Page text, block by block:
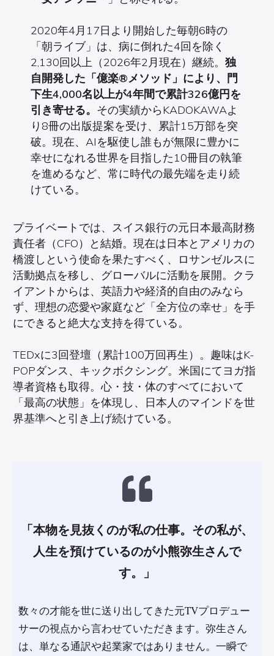
2020年4月17日より開始した毎朝6時の
「朝ライブ」は、病に倒れた4回を除く
2,130回以上（2026年2月現在）継続。 独
自開発した「億楽®メソッド」により、 門
下生4,000名以上が4年間で累計326億円を
引き寄せる。 その実績からKADOKAWAよ
り8冊の出版提案を受け、累計15万部を突
破。現在、AIを駆使し誰もが無限に豊かに
幸せになれる世界を目指した10冊目の執筆
を進めるなど、常に時代の最先端を走り続
けている。
プライベートでは、スイス銀行の元日本最高財務
責任者（CFO）と結婚。現在は日本とアメリカの
橋渡しという使命を果たすべく、ロサンゼルスに
活動拠点を移し、グローバルに活動を展開。クラ
イアントからは、英語力や経済的自由のみなら
ず、理想の恋愛や家庭など「全方位の幸せ」を手
にできると絶大な支持を得ている。
TEDxに3回登壇（累計100万回再生）。趣味はK-
POPダンス、キックボクシング。米国にてヨガ指
導者資格も取得。心・技・体のすべてにおいて
「最高の状態」を体現し、日本人のマインドを世
界基準へと引き上げ続けている。
「本物を見抜くのが私の仕事。その私が、
人生を預けているのが小熊弥生さんで
す。」
数々の才能を世に送り出してきた元TVプロデュー
サーの視点から言わせていただきます。弥生さん
は、単なる通訳や起業家ではありません。一瞬で